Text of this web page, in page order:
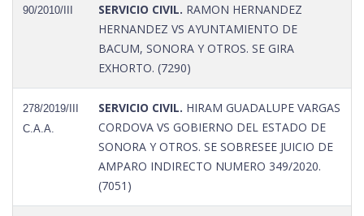
90/2010/III SERVICIO CIVIL. RAMON HERNANDEZ
HERNANDEZ VS AYUNTAMIENTO DE
BACUM, SONORA Y OTROS. SE GIRA
EXHORTO. (7290)
278/2019/III
C.A.A.
SERVICIO CIVIL. HIRAM GUADALUPE VARGAS
CORDOVA VS GOBIERNO DEL ESTADO DE
SONORA Y OTROS. SE SOBRESEE JUICIO DE
AMPARO INDIRECTO NUMERO 349/2020.
(7051)